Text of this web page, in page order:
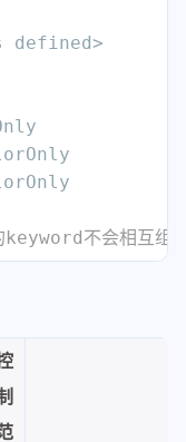
defined>
不会相互组